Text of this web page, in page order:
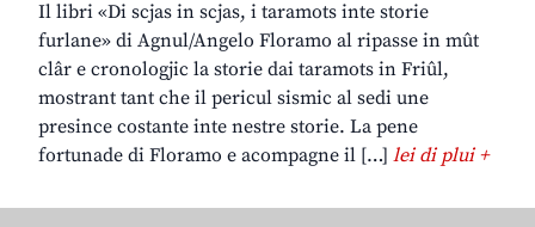
Il libri «Di scjas in scjas, i taramots inte storie
furlane» di Agnul/Angelo Floramo al ripasse in mût
clâr e cronologjic la storie dai taramots in Friûl,
mostrant tant che il pericul sismic al sedi une
presince costante inte nestre storie. La pene
fortunade di Floramo e acompagne il […] lei di plui +